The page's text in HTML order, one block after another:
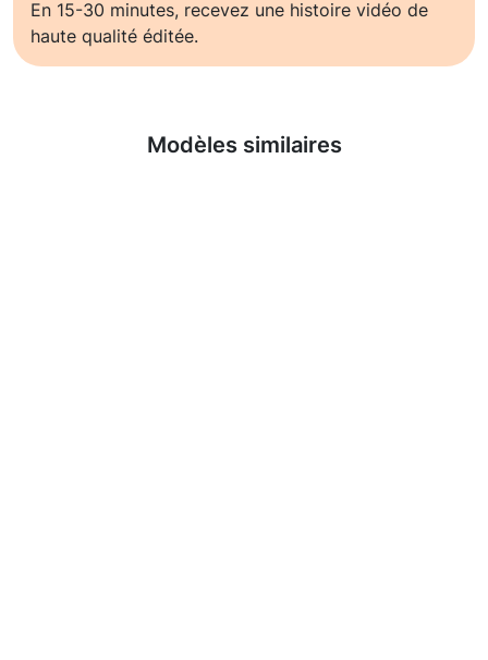
En 15-30 minutes, recevez une histoire vidéo de
haute qualité éditée.
Modèles similaires
En savoir plus